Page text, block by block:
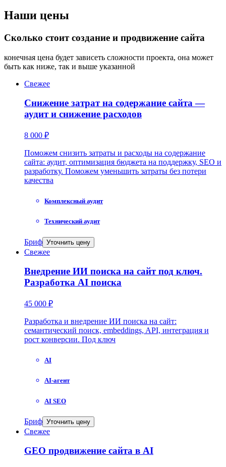
Наши цены
Сколько стоит создание и продвижение сайта
конечная цена будет зависеть сложности проекта, она может
быть как ниже, так и выше указанной
Свежее
Снижение затрат на содержание сайта —
аудит и снижение расходов
8 000 ₽
Поможем снизить затраты и расходы на содержание
сайта: аудит, оптимизация бюджета на поддержку, SEO и
разработку. Поможем уменьшить затраты без потери
качества
Комплексный аудит
Технический аудит
Бриф Уточнить цену
Свежее
Внедрение ИИ поиска на сайт под ключ.
Разработка AI поиска
45 000 ₽
Разработка и внедрение ИИ поиска на сайт:
семантический поиск, embeddings, API, интеграция и
рост конверсии. Под ключ
AI
AI-агент
AI SEO
Бриф Уточнить цену
Свежее
GEO продвижение сайта в AI